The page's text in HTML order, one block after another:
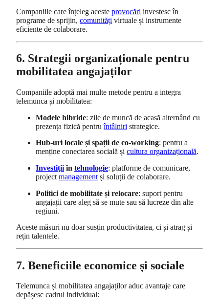
Companiile care înțeleg aceste provocări investesc în
programe de sprijin, comunități virtuale și instrumente
eficiente de colaborare.
6. Strategii organizaționale pentru
mobilitatea angajaților
Companiile adoptă mai multe metode pentru a integra
telemunca și mobilitatea:
Modele hibride: zile de muncă de acasă alternând cu
prezența fizică pentruîntâlniri strategice.
Hub-uri locale și spații de co-working: pentru a
menține conectarea socială și cultura organizațională.
Investițiiîn tehnologie: platforme de comunicare,
project management și soluții de colaborare.
Politici de mobilitate și relocare: suport pentru
angajații care aleg să se mute sau să lucreze din alte
regiuni.
Aceste măsuri nu doar susțin productivitatea, ci și atrag și
rețin talentele.
7. Beneficiile economice și sociale
Telemunca și mobilitatea angajaților aduc avantaje care
depășesc cadrul individual: